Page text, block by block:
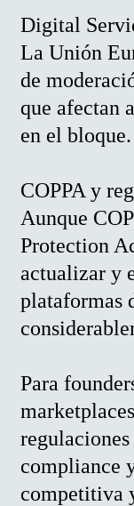
Digital
La Unión
de
que afectan
en el bloque.
COPPA y
Aunque
Protection
actualizar y
plataformas
Para
compliance
competitiva